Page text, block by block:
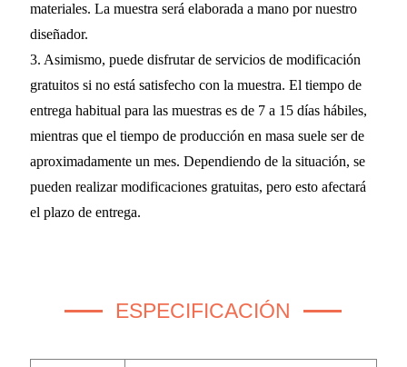
materiales. La muestra será elaborada a mano por nuestro
diseñador.
3. Asimismo, puede disfrutar de servicios de modificación
gratuitos si no está satisfecho con la muestra. El tiempo de
entrega habitual para las muestras es de 7 a 15 días hábiles,
mientras que el tiempo de producción en masa suele ser de
aproximadamente un mes. Dependiendo de la situación, se
pueden realizar modificaciones gratuitas, pero esto afectará
el plazo de entrega.
ESPECIFICACIÓN